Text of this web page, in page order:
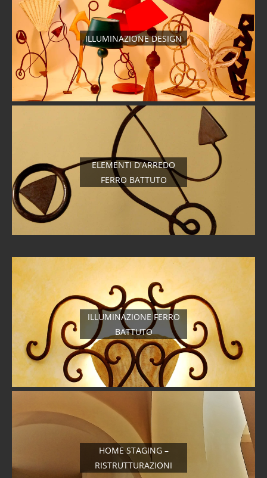
ILLUMINAZIONE DESIGN
ELEMENTI D'ARREDO
FERRO BATTUTO
ILLUMINAZIONE FERRO
BATTUTO
HOME STAGING –
RISTRUTTURAZIONI